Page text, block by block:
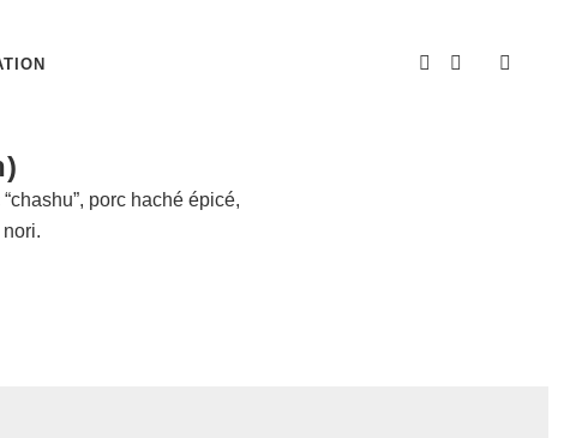
porc haché épicé,